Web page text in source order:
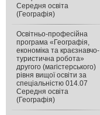
Середня освіта
(Географія)
Освітньо-професійна
програма «Географія,
економіка та краєзнавчо-
туристична робота»
другого (магістерського)
рівня вищої освіти за
спеціальністю 014.07
Середня освіта
(Географія)